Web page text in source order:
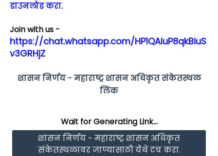
डाउनलोड करा.
Join with us -
https://chat.whatsapp.com/HP1QAluP8qkBiuS
v3GRHjZ
शासन निर्णय - महाराष्ट्र शासन अधिकृत संकेतस्थळ
लिंक
Wait for Generating Link...
शासन निर्णय - महाराष्ट्र शासन अधिकृत
संकेतस्थळावर जाण्यासाठी येथे टच करा.